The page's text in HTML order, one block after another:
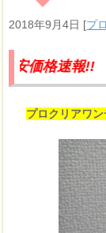
2018年9月4日 [プ
報!!
プロクリアワ